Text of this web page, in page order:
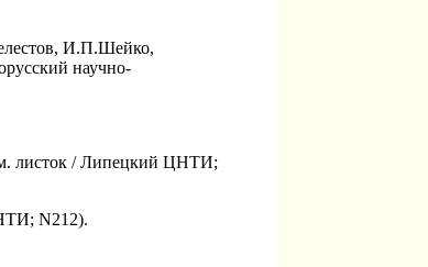
И.П.Шейко,
научно-
листок / Липецкий ЦНТИ;
N212).